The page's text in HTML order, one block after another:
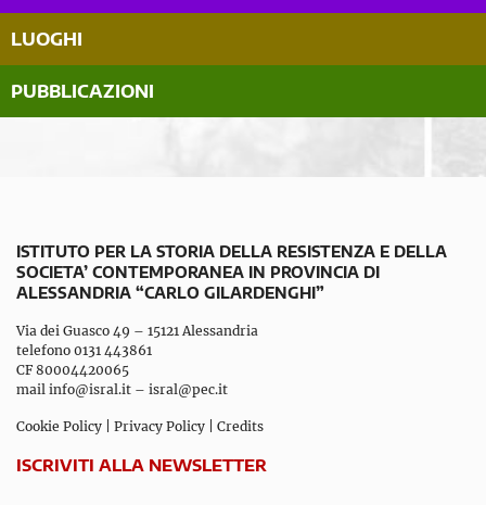
LUOGHI
PUBBLICAZIONI
ISTITUTO PER LA STORIA DELLA RESISTENZA E DELLA
SOCIETA’ CONTEMPORANEA IN PROVINCIA DI
ALESSANDRIA “CARLO GILARDENGHI”
Via dei Guasco 49 – 15121 Alessandria
telefono 0131 443861
CF 80004420065
mail info@isral.it – isral@pec.it
Cookie Policy Privacy Policy Credits
ISCRIVITI ALLA NEWSLETTER